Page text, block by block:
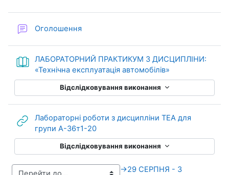
Оголошення
ЛАБОРАТОРНИЙ ПРАКТИКУМ З ДИСЦИПЛІНИ:
«Технічна експлуатація автомобілів»
Відслідковування виконання
Лабораторні роботи з дисципліни ТЕА для
групи А-36т1-20URL (веб-посилання)
Відслідковування виконання
→29 СЕРПНЯ - 3